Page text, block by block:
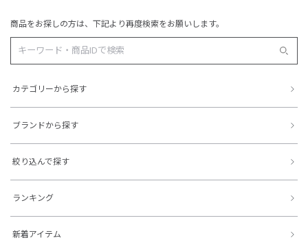
商品をお探しの方は、下記より再度検索をお願いします。
カテゴリーから探す
ブランドから探す
絞り込んで探す
ランキング
新着アイテム